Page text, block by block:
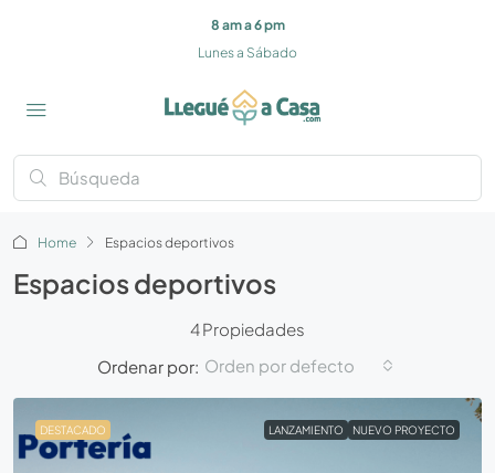
8 am a 6 pm
Lunes a Sábado
Home Espacios deportivos
Espacios deportivos
4 Propiedades
Ordenar por: Orden por defecto
DESTACADO LANZAMIENTO NUEVO PROYECTO